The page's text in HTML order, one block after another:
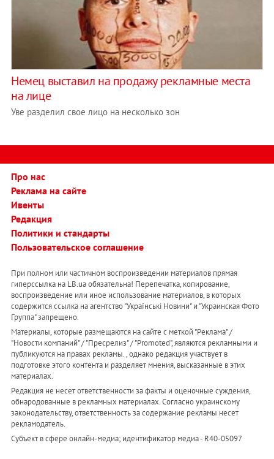
Немец выставил на продажу рекламные места
на лице
Уве разделил свое лицо на несколько зон
Про нас
Реклама на сайте
Ивенты
Редакция
Политики и стандарты
Пользовательское соглашение
При полном или частичном воспроизведении материалов прямая
гиперссылка на LB.ua обязательна! Перепечатка, копирование,
воспроизведение или иное использование материалов, в которых
содержится ссылка на агентство "Українськi Новини" и "Украинская Фото
Группа" запрещено.
Материалы, которые размещаются на сайте с меткой "Реклама" /
"Новости компаний" / "Пресрелиз" / "Promoted", являются рекламными и
публикуются на правах рекламы. , однако редакция участвует в
подготовке этого контента и разделяет мнения, высказанные в этих
материалах.
Редакция не несет ответственности за факты и оценочные суждения,
обнародованные в рекламных материалах. Согласно украинскому
законодательству, ответственность за содержание рекламы несет
рекламодатель.
Субъект в сфере онлайн-медиа; идентификатор медиа - R40-05097